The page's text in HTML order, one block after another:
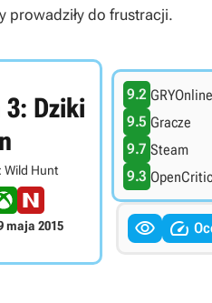
prowadziły do frustracji.
Dziki
Wild Hunt
maja 2015
9.2 GRYOnline
9.5 Gracze
9.7 Steam
9.3 OpenCritic
 